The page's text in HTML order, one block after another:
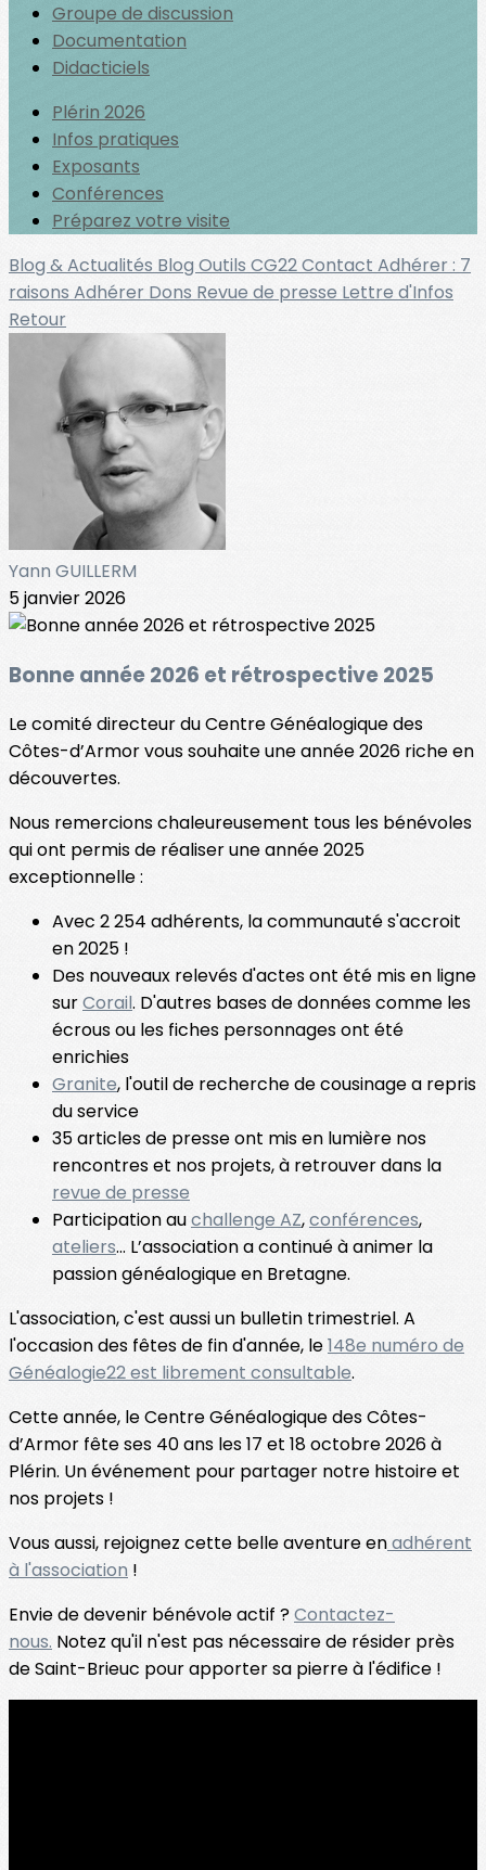
Groupe de discussion
Documentation
Didacticiels
Plérin 2026
Infos pratiques
Exposants
Conférences
Préparez votre visite
Blog & Actualités Blog Outils CG22Contact Adhérer : 7
raisons Adhérer Dons Revue de presse Lettre d'Infos
Retour
Yann GUILLERM
5 janvier 2026
Bonne année 2026 et rétrospective 2025
Le comité directeur du Centre Généalogique des
Côtes-d’Armor vous souhaite une année 2026 riche en
découvertes.
Nous remercions chaleureusement tous les bénévoles
qui ont permis de réaliser une année 2025
exceptionnelle :
Avec 2 254 adhérents, la communauté s'accroit
en 2025 !
Des nouveaux relevés d'actes ont été mis en ligne
surCorail. D'autres bases de données comme les
écrous ou les fiches personnages ont été
enrichies
Granite, l'outil de recherche de cousinage a repris
du service
35 articles de presse ont mis en lumière nos
rencontres et nos projets, à retrouver dans la
revue de presse
Participation auchallenge AZ,conférences,
ateliers... L’association a continué à animer la
passion généalogique en Bretagne.
L'association, c'est aussi un bulletin trimestriel. A
l'occasion des fêtes de fin d'année, le148e numéro de
Généalogie22 est librement consultable.
Cette année, le Centre Généalogique des Côtes-
d’Armor fête ses 40 ans les 17 et 18 octobre 2026 à
Plérin. Un événement pour partager notre histoire et
nos projets !
Vous aussi, rejoignez cette belle aventure enadhérent
à l'association !
Envie de devenir bénévole actif ?Contactez-
nous. Notez qu'il n'est pas nécessaire de résider près
de Saint-Brieuc pour apporter sa pierre à l'édifice !